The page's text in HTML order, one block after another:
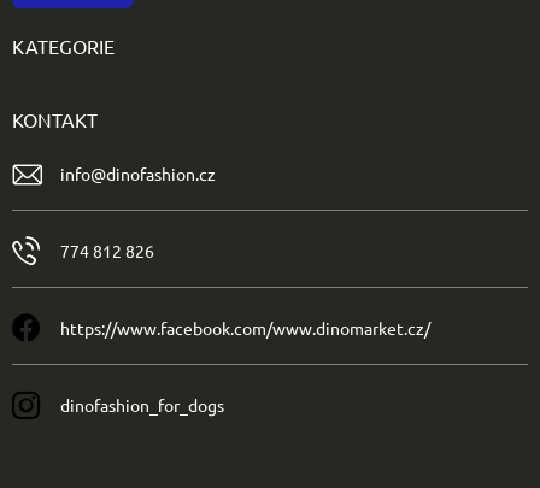
KATEGORIE
KONTAKT
info@dinofashion.cz
774 812 826
https://www.facebook.com/www.dinomarket.cz/
dinofashion_for_dogs